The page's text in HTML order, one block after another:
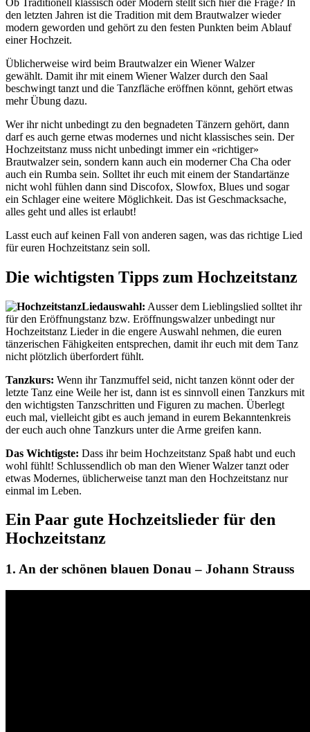
den letzten Jahren ist die Tradition mit dem Brautwalzer wieder
modern geworden und gehört zu den festen Punkten beim Ablauf
einer Hochzeit.
Üblicherweise wird beim Brautwalzer ein Wiener Walzer
gewählt. Damit ihr mit einem Wiener Walzer durch den Saal
beschwingt tanzt und die Tanzfläche eröffnen könnt, gehört etwas
mehr Übung dazu.
Wer ihr nicht unbedingt zu den begnadeten Tänzern gehört, dann
darf es auch gerne etwas modernes und nicht klassisches sein. Der
Hochzeitstanz muss nicht unbedingt immer ein «richtiger»
Brautwalzer sein, sondern kann auch ein moderner Cha Cha oder
auch ein Rumba sein. Solltet ihr euch mit einem der Standartänze
nicht wohl fühlen dann sind Discofox, Slowfox, Blues und sogar
ein Schlager eine weitere Möglichkeit. Das ist Geschmacksache,
alles geht und alles ist erlaubt!
Lasst euch auf keinen Fall von anderen sagen, was das richtige Lied
für euren Hochzeitstanz sein soll.
Die wichtigsten Tipps zum Hochzeitstanz
Liedauswahl: Ausser dem Lieblingslied solltet ihr
für den Eröffnungstanz bzw. Eröffnungswalzer unbedingt nur
Hochzeitstanz Lieder in die engere Auswahl nehmen, die euren
tänzerischen Fähigkeiten entsprechen, damit ihr euch mit dem Tanz
nicht plötzlich überfordert fühlt.
Tanzkurs: Wenn ihr Tanzmuffel seid, nicht tanzen könnt oder der
letzte Tanz eine Weile her ist, dann ist es sinnvoll einen Tanzkurs mit
den wichtigsten Tanzschritten und Figuren zu machen. Überlegt
euch mal, vielleicht gibt es auch jemand in eurem Bekanntenkreis
der euch auch ohne Tanzkurs unter die Arme greifen kann.
Das Wichtigste: Dass ihr beim Hochzeitstanz Spaß habt und euch
wohl fühlt! Schlussendlich ob man den Wiener Walzer tanzt oder
etwas Modernes, üblicherweise tanzt man den Hochzeitstanz nur
einmal im Leben.
Ein Paar gute Hochzeitslieder für den
Hochzeitstanz
1. An der schönen blauen Donau – Johann Strauss